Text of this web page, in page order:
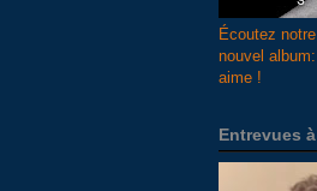
Écoutez
nouvel
aime !
Entrevues